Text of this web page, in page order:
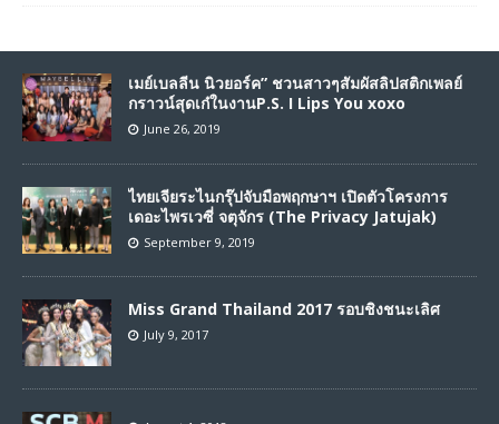
เมย์เบลลีน นิวยอร์ค” ชวนสาวๆสัมผัสลิปสติกเพลย์
กราวน์สุดเก๋ในงานP.S. I Lips You xoxo
June 26, 2019
ไทยเจียระไนกรุ๊ปจับมือพฤกษาฯ เปิดตัวโครงการ
เดอะไพรเวซี่ จตุจักร (The Privacy Jatujak)
September 9, 2019
Miss Grand Thailand 2017 รอบชิงชนะเลิศ
July 9, 2017